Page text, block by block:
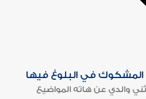
المشكوك في البلوغ فيها
والدي عن هاته المواضيع